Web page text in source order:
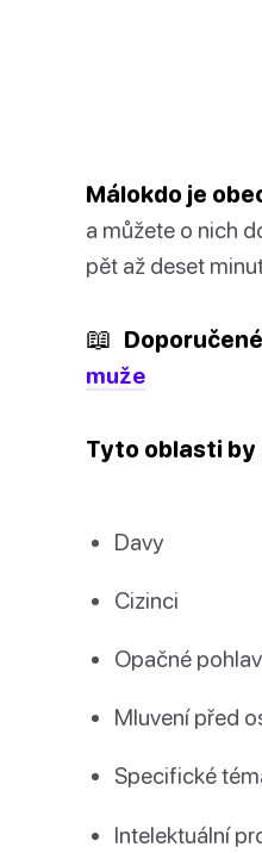
Málokdo je
a můžete o nich
pět až deset
📖
muže
Tyto oblasti by
Davy
Cizinci
Opačné
Mluvení před
Specifické
Intelektuální